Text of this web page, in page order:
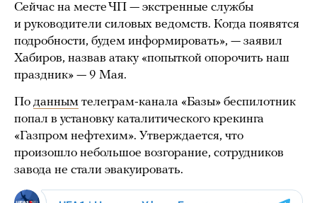
Сейчас на месте ЧП — экстренные службы
и руководители силовых ведомств. Когда появятся
подробности, будем информировать», — заявил
Хабиров, назвав атаку «попыткой опорочить наш
праздник» — 9 Мая.
По данным телеграм-канала «Базы» беспилотник
попал в установку каталитического крекинга
«Газпром нефтехим». Утверждается, что
произошло небольшое возгорание, сотрудников
завода не стали эвакуировать.